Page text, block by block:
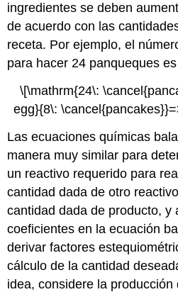
ingredientes se deben
de acuerdo con las
receta. Por ejemplo, el
para hacer 24 panqueques es
\[\mathrm{24\:
egg}{8\:
Las ecuaciones químicas
manera muy similar para
un reactivo requerido para
cantidad dada de otro
cantidad dada de producto, y
coeficientes en la ecuación
derivar factores
cálculo de la cantidad
idea, considere la